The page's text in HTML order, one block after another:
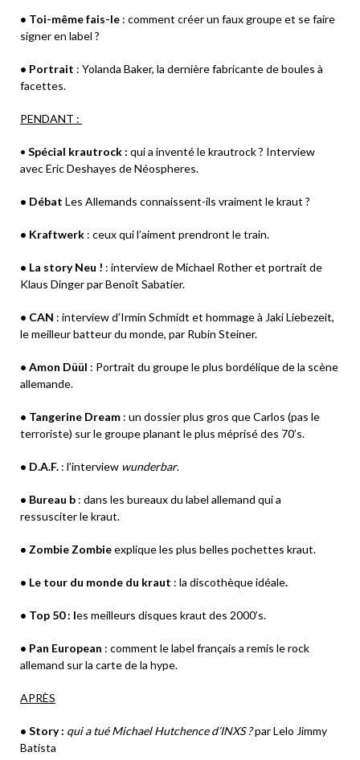
• Toi-même fais-le : comment créer un faux groupe et se faire
signer en label ?
• Portrait : Yolanda Baker, la dernière fabricante de boules à
facettes.
PENDANT :
• Spécial krautrock : qui a inventé le krautrock ? Interview
avec Eric Deshayes de Néospheres.
• Débat Les Allemands connaissent-ils vraiment le kraut ?
• Kraftwerk : ceux qui l’aiment prendront le train.
• La story Neu ! : interview de Michael Rother et portrait de
Klaus Dinger par Benoît Sabatier.
• CAN : interview d’Irmin Schmidt et hommage à Jaki Liebezeit,
le meilleur batteur du monde, par Rubin Steiner.
• Amon Düül : Portrait du groupe le plus bordélique de la scène
allemande.
• Tangerine Dream : un dossier plus gros que Carlos (pas le
terroriste) sur le groupe planant le plus méprisé des 70’s.
• D.A.F. : l’interview wunderbar.
• Bureau b : dans les bureaux du label allemand qui a
ressusciter le kraut.
• Zombie Zombieexplique les plus belles pochettes kraut.
• Le tour du monde du kraut : la discothèque idéale.
• Top 50 : les meilleurs disques kraut des 2000’s.
• Pan European : comment le label français a remis le rock
allemand sur la carte de la hype.
APRÈS
• Story : qui a tué Michael Hutchence d’INXS ?par Lelo Jimmy
Batista